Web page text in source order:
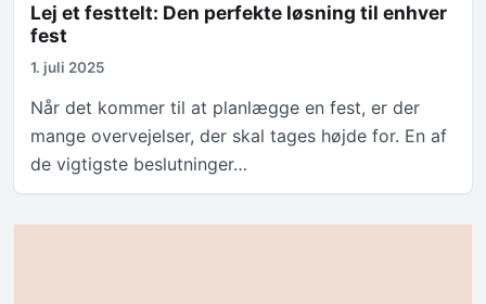
Lej et festtelt: Den perfekte løsning til enhver
fest
1. juli 2025
Når det kommer til at planlægge en fest, er der
mange overvejelser, der skal tages højde for. En af
de vigtigste beslutninger…